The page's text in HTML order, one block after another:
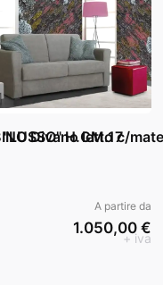
H.CM.17
Divano letto c/
A partire da
1.050,00 €
+ iva